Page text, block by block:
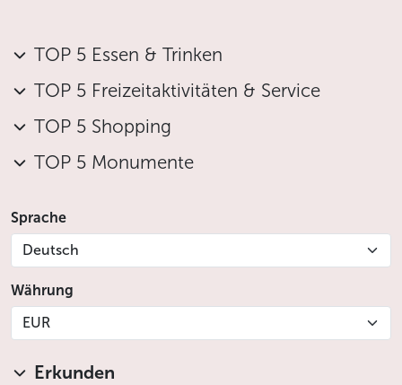
TOP 5 Essen & Trinken
TOP 5 Freizeitaktivitäten & Service
TOP 5 Shopping
TOP 5 Monumente
Sprache
Deutsch
Währung
EUR
Erkunden